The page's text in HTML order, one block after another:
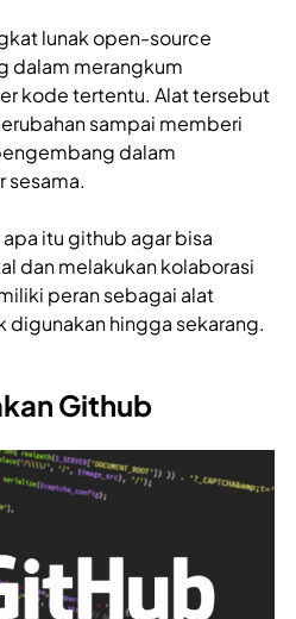
lunak open-source
dalam merangkum
kode tertentu. Alat tersebut
sampai memberi
dalam
sesama.
itu github agar bisa
dan melakukan kolaborasi
peran sebagai alat
hingga sekarang.
Github